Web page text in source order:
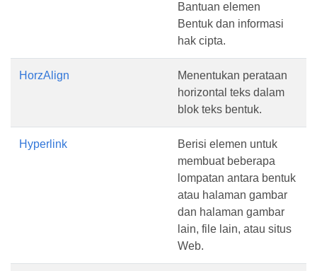
Bantuan elemen
Bentuk dan informasi
hak cipta.
HorzAlign
Menentukan perataan
horizontal teks dalam
blok teks bentuk.
Hyperlink
Berisi elemen untuk
membuat beberapa
lompatan antara bentuk
atau halaman gambar
dan halaman gambar
lain, file lain, atau situs
Web.